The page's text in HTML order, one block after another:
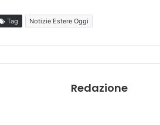
Tag Notizie Estere Oggi
Redazione